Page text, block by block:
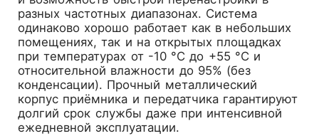
разных частотных диапазонах. Система
одинаково хорошо работает как в небольших
помещениях, так и на открытых площадках
при температурах от -10 °C до +55 °C и
относительной влажности до 95% (без
конденсации). Прочный металлический
корпус приёмника и передатчика гарантируют
долгий срок службы даже при интенсивной
ежедневной эксплуатации.